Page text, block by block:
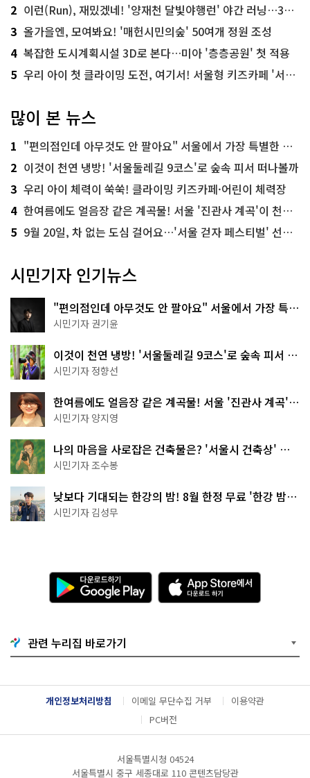
2 이런(Run), 재밌겠네! '양재천 달빛야행런' 야간 러닝…300명 모집
3 올가을엔, 모여봐요! '매헌시민의숲' 50여개 정원 조성
4 복잡한 도시계획시설 3D로 본다…미아 '층층공원' 첫 적용
5 우리 아이 첫 클라이밍 도전, 여기서! 서울형 키즈카페 '서울가족플라자점'
많이 본 뉴스
1 "편의점인데 아무것도 안 팔아요" 서울에서 가장 특별한 편의점의 정체
2 이것이 천연 냉방! '서울둘레길 9코스'로 숲속 피서 떠나볼까
3 우리 아이 체력이 쑥쑥! 클라이밍 키즈카페·어린이 체력장
4 한여름에도 얼음장 같은 계곡물! 서울 '진관사 계곡'이 천국이네~
5 9월 20일, 차 없는 도심 걸어요…'서울 걷자 페스티벌' 선착순 5천명
시민기자 인기뉴스
"편의점인데 아무것도 안 팔아요" 서울에서 가장 특별
한 편의점의 정체
시민기자 권기윤
이것이 천연 냉방! '서울둘레길 9코스'로 숲속 피서 떠
나볼까
시민기자 정향선
한여름에도 얼음장 같은 계곡물! 서울 '진관사 계곡'이
천국이네~
시민기자 양지영
나의 마음을 사로잡은 건축물은? '서울시 건축상' 수
상작 공개!
시민기자 조수봉
낮보다 기대되는 한강의 밤! 8월 한정 무료 '한강 밤
핑' 예약은?
시민기자 김성무
다
운
로
기
G
o
g
l
e
l
A
p
p
e
서
다
운
드
관련 누리집 바로가기
개인정보처리방침 이메일 무단수집 거부
이용약관
PC버전
서울특별시청 04524
서울특별시 중구 세종대로 110 콘텐츠담당관